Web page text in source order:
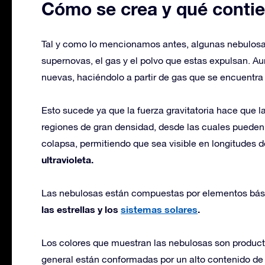
Cómo se crea y qué
Tal y como lo mencionamos antes, algunas
supernovas, el gas y el polvo que estas expulsan.
nuevas, haciéndolo a partir de gas que se
Esto sucede ya que la fuerza gravitatoria hace que
regiones de gran densidad, desde las cuales
colapsa, permitiendo que sea visible en longitudes
ultravioleta.
Las nebulosas están compuestas por elementos
las estrellas y los sistemas solares.
Los colores que muestran las nebulosas son
general están conformadas por un alto contenido